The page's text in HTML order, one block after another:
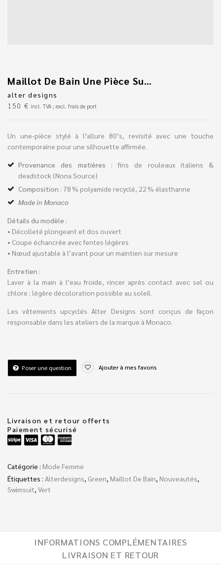
Maillot De Bain Une Pièce Superposé Vert
alter designs
150 € incl. TVA ; excl. frais de port
Un une-pièce stylé à l’allure 80’s, revisité avec une touche
contemporaine pour une silhouette affirmée.
Provenance des matières : fins de rouleaux italiens &
deadstock (Nona Source)
Composition : 78 % polyamide recyclé, 22 % élasthanne
Made in Monaco
Détails du modèle :
• Décolleté plongeant et dos ouvert
• Coupe échancrée avec fentes légères
• Nœud ajustable à l’avant pour un maintien sur mesure
Entretien :
Laver à la main à l’eau froide, rincer après contact avec sel ou
chlore ; légère décoloration possible au soleil.
Les vêtements upcyclés Alter Designs sont conçus de façon
responsable dans les ateliers de la marque à Monaco.
Poser une question Ajouter à mes favoris
Livraison et retour offerts
Paiement sécurisé
Catégorie : Mode Femme
Étiquettes : Alterdesigns Green Maillot De Bain Nouveautés
Swimsuit Vert
INFORMATIONS COMPLÉMENTAIRES
LIVRAISON ET RETOUR